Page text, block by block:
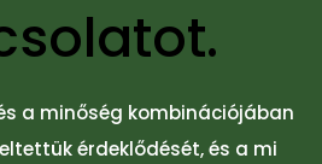
a minőség kombinációjában
érdeklődését, és a mi